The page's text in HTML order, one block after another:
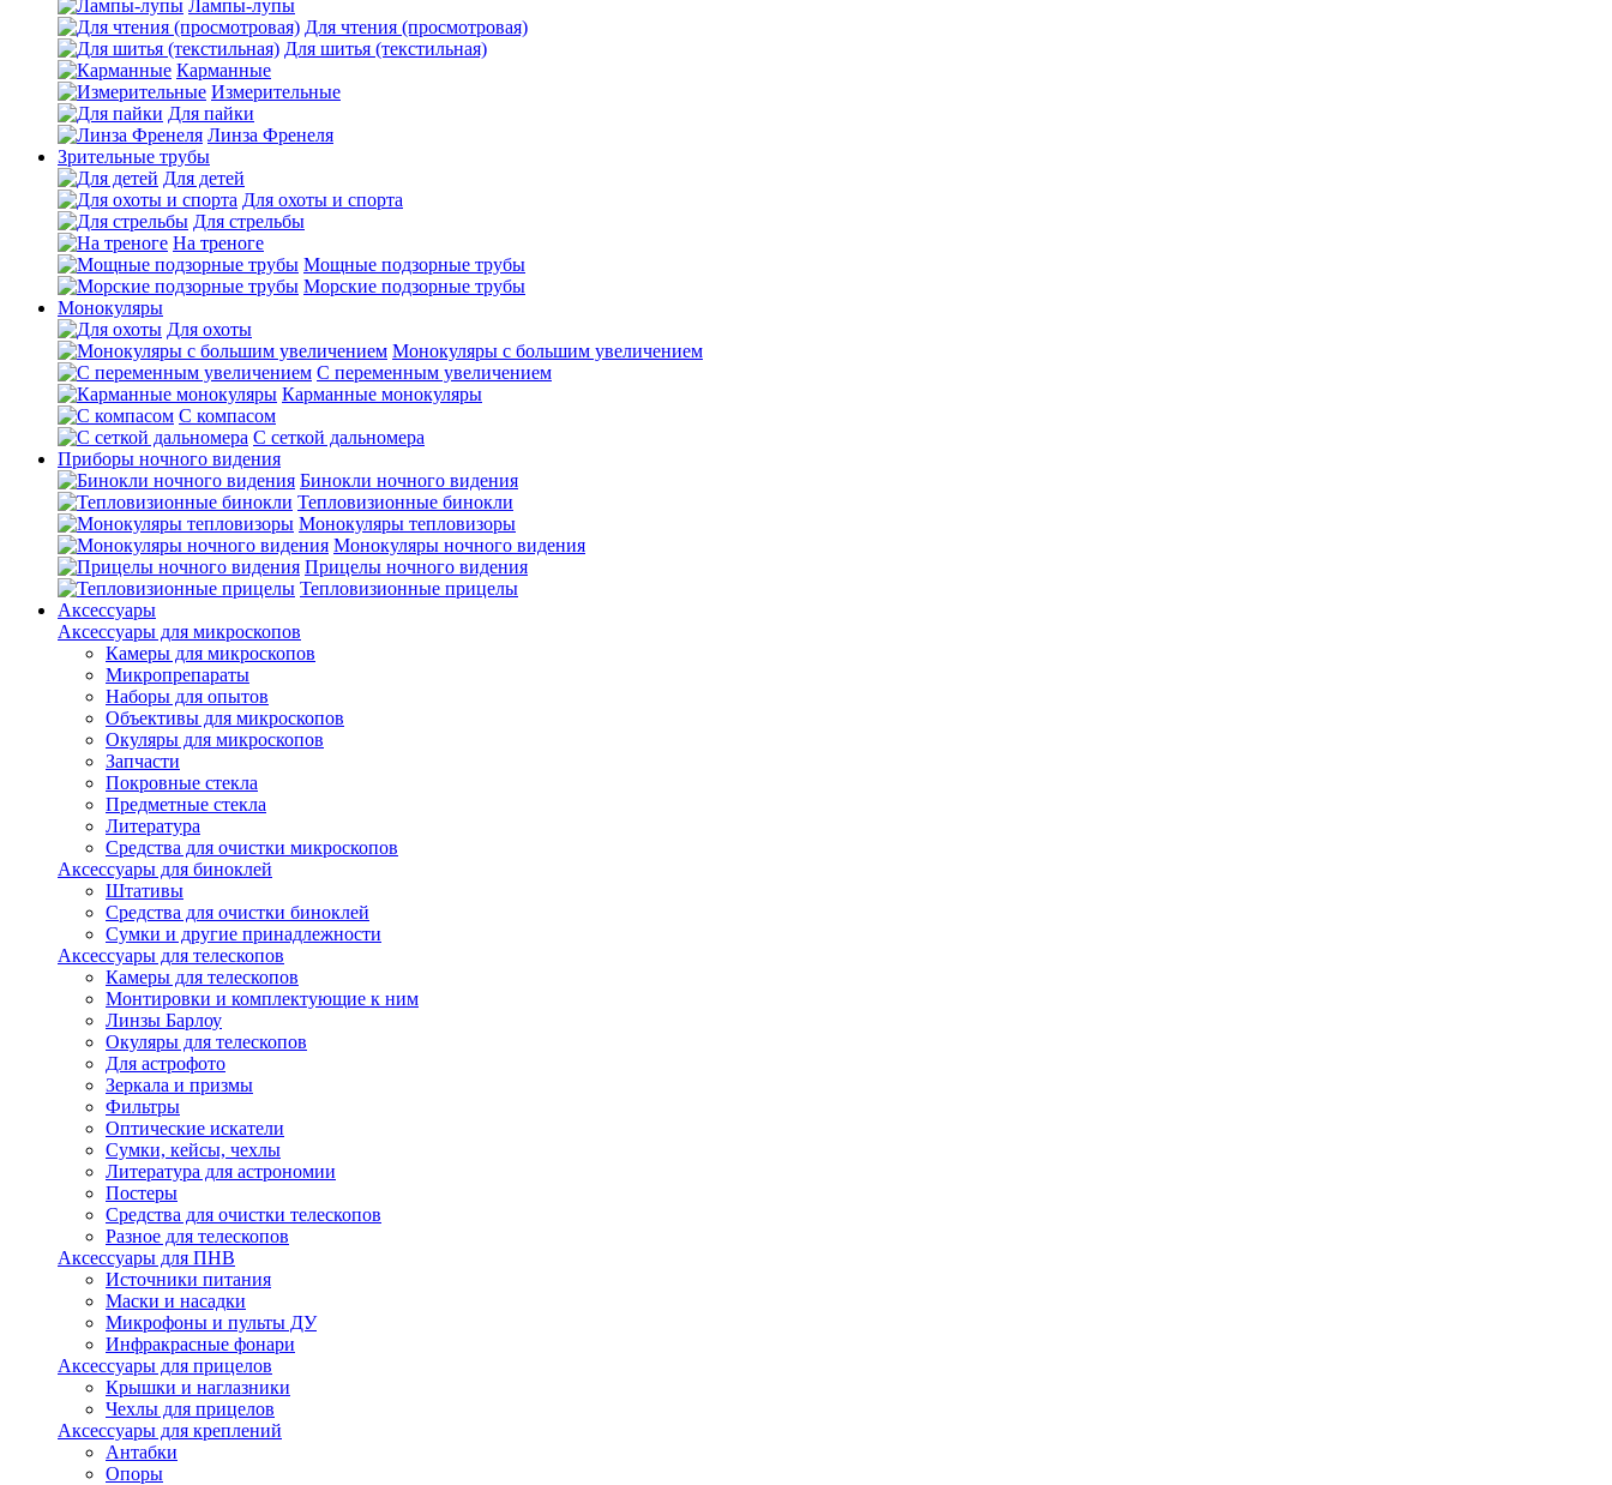
Лампы-лупы
Для чтения (просмотровая)
Для шитья (текстильная)
Карманные
Измерительные
Для пайки
Линза Френеля
Зрительные трубы
Для детей
Для охоты и спорта
Для стрельбы
На треноге
Мощные подзорные трубы
Морские подзорные трубы
Монокуляры
Для охоты
Монокуляры с большим увеличением
С переменным увеличением
Карманные монокуляры
С компасом
С сеткой дальномера
Приборы ночного видения
Бинокли ночного видения
Тепловизионные бинокли
Монокуляры тепловизоры
Монокуляры ночного видения
Прицелы ночного видения
Тепловизионные прицелы
Аксессуары
Аксессуары для микроскопов
Камеры для микроскопов
Микропрепараты
Наборы для опытов
Объективы для микроскопов
Окуляры для микроскопов
Запчасти
Покровные стекла
Предметные стекла
Литература
Средства для очистки микроскопов
Аксессуары для биноклей
Штативы
Средства для очистки биноклей
Сумки и другие принадлежности
Аксессуары для телескопов
Камеры для телескопов
Монтировки и комплектующие к ним
Линзы Барлоу
Окуляры для телескопов
Для астрофото
Зеркала и призмы
Фильтры
Оптические искатели
Сумки, кейсы, чехлы
Литература для астрономии
Постеры
Средства для очистки телескопов
Разное для телескопов
Аксессуары для ПНВ
Источники питания
Маски и насадки
Микрофоны и пульты ДУ
Инфракрасные фонари
Аксессуары для прицелов
Крышки и наглазники
Чехлы для прицелов
Аксессуары для креплений
Антабки
Опоры